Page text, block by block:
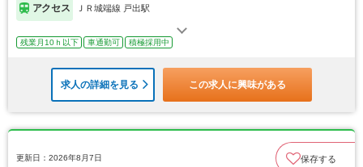
アクセス ＪＲ城端線 戸出駅
残業月10ｈ以下 車通勤可 積極採用中
求人の詳細を見る この求人に興味がある
更新日：2026年8月7日 保存する